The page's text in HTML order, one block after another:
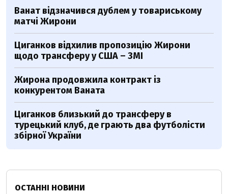
Ванат відзначився дублем у товариському
матчі Жирони
Циганков відхилив пропозицію Жирони
щодо трансферу у США – ЗМІ
Жирона продовжила контракт із
конкурентом Ваната
Циганков близький до трансферу в
турецький клуб, де грають два футболісти
збірної України
ОСТАННІ НОВИНИ